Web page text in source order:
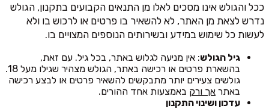
ככל והגולש אינו מסכים לאלו מן התנאים הקבועים בתקנון, הגולש
נדרש לצאת מן האתר, לא להשאיר בו פרטים או לרכוש בו ולא
לעשות כל שימוש במידע ובשירותים הנוספים המצויים בו.
גיל הגולש: אין מניעה לגלוש באתר, בכל גיל. עם זאת,
בהשארת פרטים או רכישה באתר, הגולש מצהיר שגילו מעל 18.
גולשים צעירים יותר מתבקשים להשאיר פרטים או לבצע רכישה
באתר אך ורק באמצעות אחד ההורים.
עדכון ושינוי התקנון